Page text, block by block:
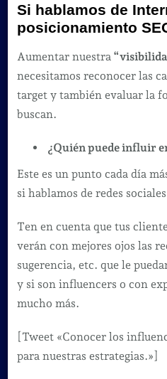
Si hablamos de
posicionamiento
Aumentar nuestra
necesitamos reconocer las
target y también evaluar la
buscan.
¿Quién puede influir
Este es un punto cada día
si hablamos de redes
Ten en cuenta que tus
verán con mejores ojos las
sugerencia, etc. que le
y si son influencers o con
mucho más.
[Tweet «Conocer los
para nuestras estrategias.»]